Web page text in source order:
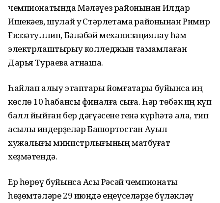
чемпионатында Мәләүез районынан Илдар
Ишекәев, шулай уҡ Стәрлетамаҡ районынан Римир
Ғиззәтуллин, Бәләбәй механизациялау һәм
электрлаштырыу колледжын тамамлаған
Дарья Тураева ҡатнаша.
Һайлап алыу этаптары йомғаҡтары буйынса иң
көслө 10 һабансы финалға сыға. Һәр төбәк иң күп
балл йыйған бер дәғүәсене генә күрһәтә ала, тип
асыҡлыҡ индерҙеләр Башҡортостан Ауыл
хужалығы министрлығының матбуғат
хеҙмәтендә.
Ер һөрөү буйынса Асыҡ Рәсәй чемпионаты
һөҙөмтәләре 29 июндә еңеүселәрҙе бүләкләү